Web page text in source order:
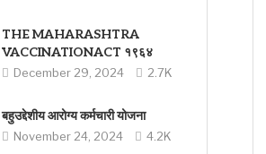
THE MAHARASHTRA
VACCINATIONACT १९६४
December 29, 2024 2.7K
बहुउद्देशीय आरोग्य कर्मचारी योजना
November 24, 2024 4.2K